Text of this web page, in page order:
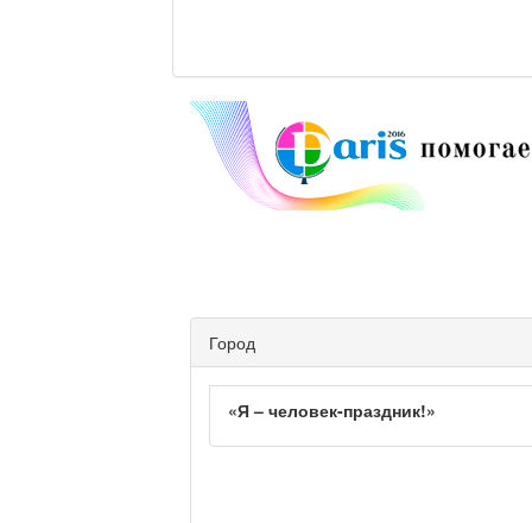
Город
«Я – человек-праздник!»